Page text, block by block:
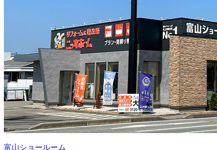
富山ショールーム